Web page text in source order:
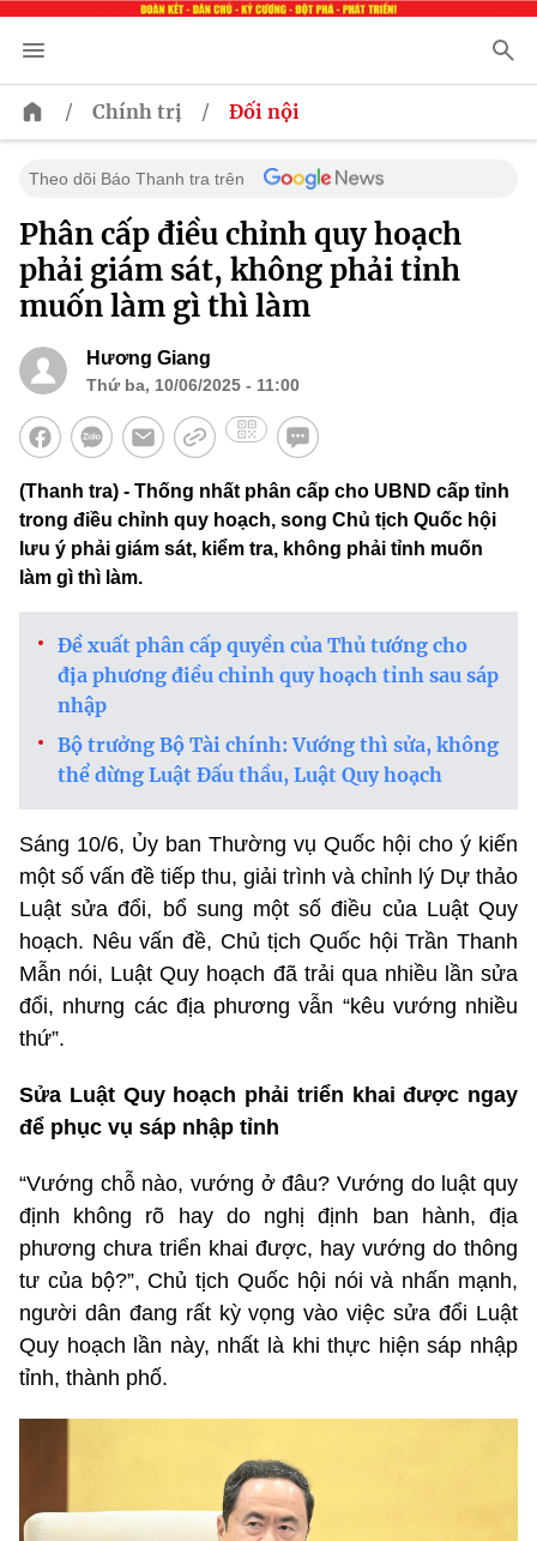
/ Chính trị / Đối nội
Theo dõi Báo Thanh tra trên
Phân cấp điều chỉnh quy hoạch
phải giám sát, không phải tỉnh
muốn làm gì thì làm
Hương Giang
Thứ ba, 10/06/2025 - 11:00
(Thanh tra) - Thống nhất phân cấp cho UBND cấp tỉnh
trong điều chỉnh quy hoạch, song Chủ tịch Quốc hội
lưu ý phải giám sát, kiểm tra, không phải tỉnh muốn
làm gì thì làm.
Đề xuất phân cấp quyền của Thủ tướng cho
địa phương điều chỉnh quy hoạch tỉnh sau sáp
nhập
Bộ trưởng Bộ Tài chính: Vướng thì sửa, không
thể dừng Luật Đấu thầu, Luật Quy hoạch
Sáng 10/6, Ủy ban Thường vụ Quốc hội cho ý kiến
một số vấn đề tiếp thu, giải trình và chỉnh lý Dự thảo
Luật sửa đổi, bổ sung một số điều của Luật Quy
hoạch. Nêu vấn đề, Chủ tịch Quốc hội Trần Thanh
Mẫn nói, Luật Quy hoạch đã trải qua nhiều lần sửa
đổi, nhưng các địa phương vẫn “kêu vướng nhiều
thứ”.
Sửa Luật Quy hoạch phải triển khai được ngay
để phục vụ sáp nhập tỉnh
“Vướng chỗ nào, vướng ở đâu? Vướng do luật quy
định không rõ hay do nghị định ban hành, địa
phương chưa triển khai được, hay vướng do thông
tư của bộ?”, Chủ tịch Quốc hội nói và nhấn mạnh,
người dân đang rất kỳ vọng vào việc sửa đổi Luật
Quy hoạch lần này, nhất là khi thực hiện sáp nhập
tỉnh, thành phố.